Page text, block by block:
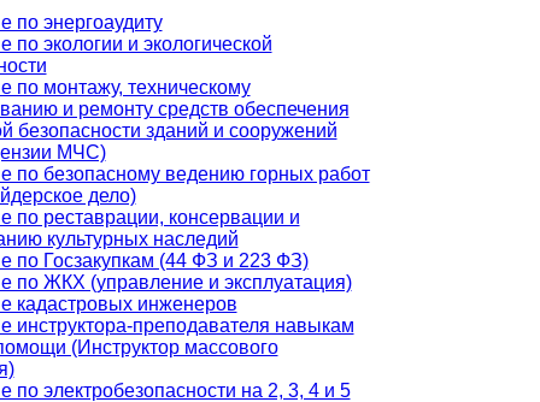
по энергоаудиту
по экологии и экологической
по монтажу, техническому
и ремонту средств обеспечения
безопасности зданий и сооружений
МЧС)
по безопасному ведению горных работ
дело)
по реставрации, консервации и
культурных наследий
по Госзакупкам (44 ФЗ и 223 ФЗ)
по ЖКХ (управление и эксплуатация)
кадастровых инженеров
инструктора-преподавателя навыкам
(Инструктор массового
по электробезопасности на 2, 3, 4 и 5